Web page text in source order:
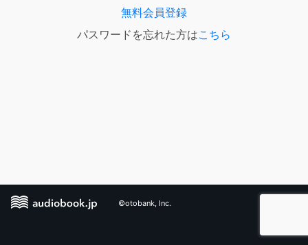
無料会員登録
パスワードを忘れた方はこちら
©otobank, Inc.